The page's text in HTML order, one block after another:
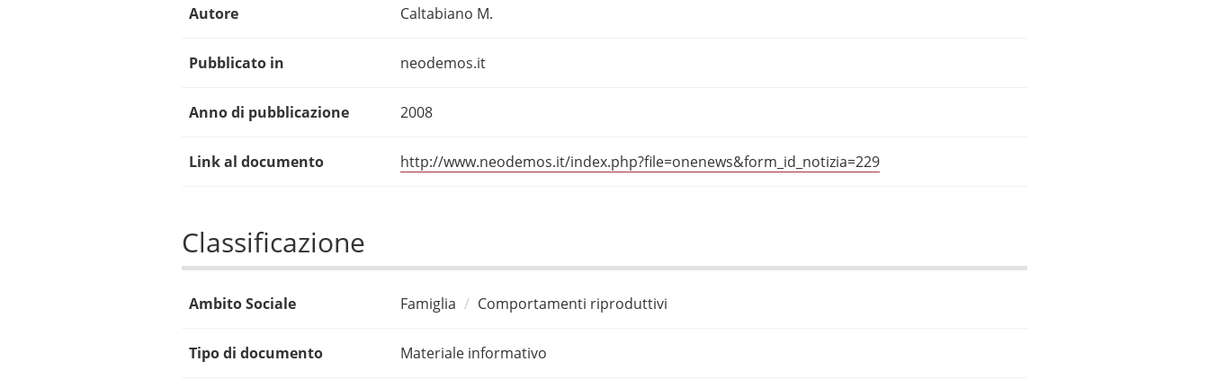
Autore Caltabiano M.
Pubblicato in neodemos.it
Anno di pubblicazione 2008
Link al documento http://www.neodemos.it/index.php?file=onenews&form_id_notizia=229
Classificazione
Ambito Sociale Famiglia Comportamenti riproduttivi
Tipo di documento Materiale informativo